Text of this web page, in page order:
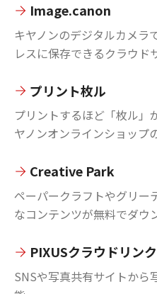
Image.canon
キヤノンのデジタルカメラ
レスに保存できるクラウド
プリント枚ル
プリントするほど「枚ル」
ヤノンオンラインショップ
Creative Park
ペーパークラフトやグリー
なコンテンツが無料でダウ
PIXUSクラウドリンク
SNSや写真共有サイトから